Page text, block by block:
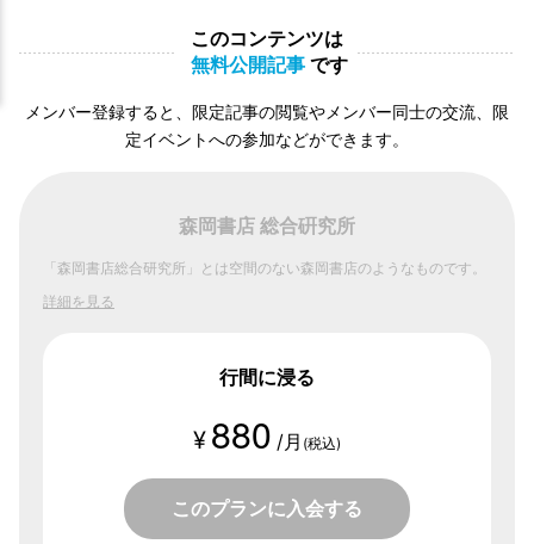
このコンテンツは
無料公開記事 です
メンバー登録すると、限定記事の閲覧やメンバー同士の交流、限
定イベントへの参加などができます。
森岡書店 総合硏究所
「森岡書店総合研究所」とは空間のない森岡書店のようなものです。
詳細を見る
行間に浸る
¥ 880 /月 (税込)
このプランに入会する